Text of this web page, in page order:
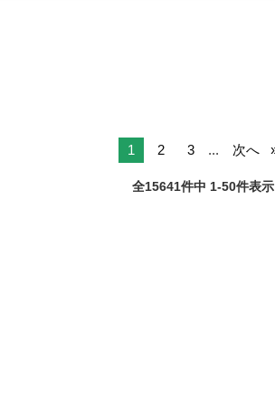
1 2 3 ... 次へ
全15641件中 1-50件表示